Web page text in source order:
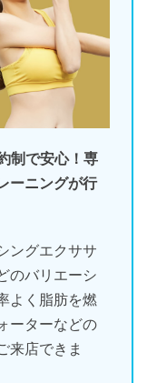
制で安心！専
ーニングが行
ングエクササ
のバリエーシ
よく脂肪を燃
ーターなどの
来店できま